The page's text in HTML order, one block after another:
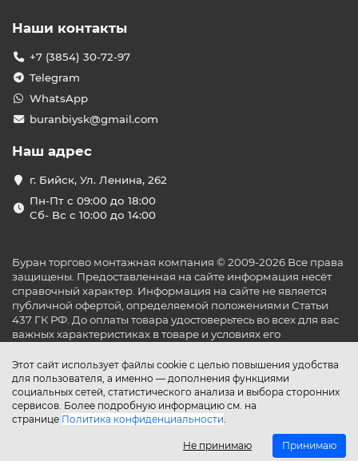
Этот сайт использует файлы cookie с целью повышения удобства
для пользователя, а именно — дополнения функциями
социальных сетей, статистического анализа и выбора сторонних
сервисов. Более подробную информацию см. на
странице Политика конфиденциальности.
Не принимаю Принимаю
Наши контакты
+7 (3854) 30-72-97
Telegram
WhatsApp
buranbiysk@gmail.com
Наш адрес
г. Бийск, Ул. Ленина, 262
Пн-Пт с 09:00 до 18:00
Сб- Вс с 10:00 до 14:00
Буран торгово монтажная компания © 2009-2026 Все права
защищены. Предоставленная на сайте информация несёт
справочный характер. Информация на сайте не является
публичной офертой, определяемой положениями Статьи
437 ГК РФ. До оплаты товара удостоверьтесь во всех для вас
важных характеристиках в товаре и условиях его